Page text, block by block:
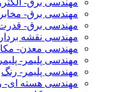
مهندسی برق-
مهندسی برق-
مهندسی برق-
مهندسی نقشه
مهندسی معدن-
مهندسی پلیمر- پلیمر
مهندسی پلیمر- رنگ
مهندسی هسته ای-